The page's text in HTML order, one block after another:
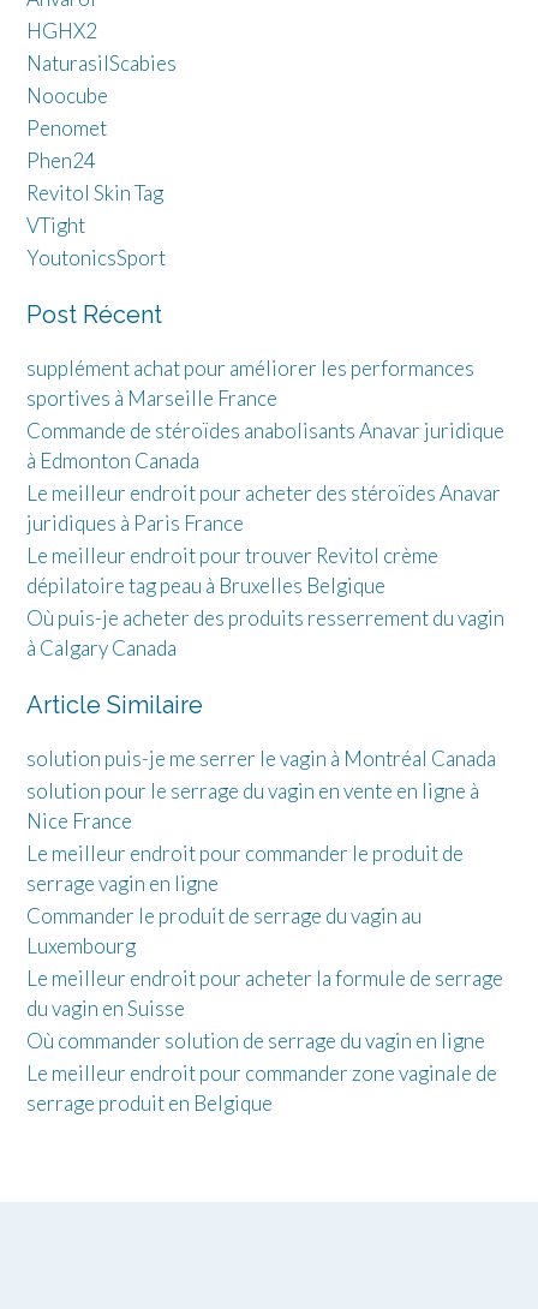
HGHX2
NaturasilScabies
Noocube
Penomet
Phen24
Revitol Skin Tag
VTight
YoutonicsSport
Post Récent
supplément achat pour améliorer les performances
sportives à Marseille France
Commande de stéroïdes anabolisants Anavar juridique
à Edmonton Canada
Le meilleur endroit pour acheter des stéroïdes Anavar
juridiques à Paris France
Le meilleur endroit pour trouver Revitol crème
dépilatoire tag peau à Bruxelles Belgique
Où puis-je acheter des produits resserrement du vagin
à Calgary Canada
Article Similaire
solution puis-je me serrer le vagin à Montréal Canada
solution pour le serrage du vagin en vente en ligne à
Nice France
Le meilleur endroit pour commander le produit de
serrage vagin en ligne
Commander le produit de serrage du vagin au
Luxembourg
Le meilleur endroit pour acheter la formule de serrage
du vagin en Suisse
Où commander solution de serrage du vagin en ligne
Le meilleur endroit pour commander zone vaginale de
serrage produit en Belgique